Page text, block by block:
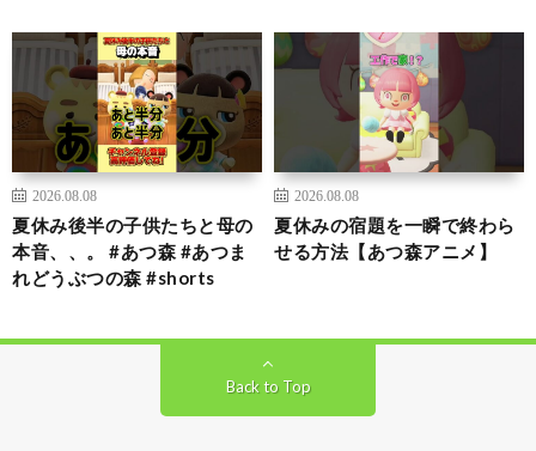
2026.08.08
夏休み後半の子供たちと母の
本音、、。 #あつ森 #あつま
れどうぶつの森 #shorts
2026.08.08
夏休みの宿題を一瞬で終わら
せる方法【あつ森アニメ】
Back to Top